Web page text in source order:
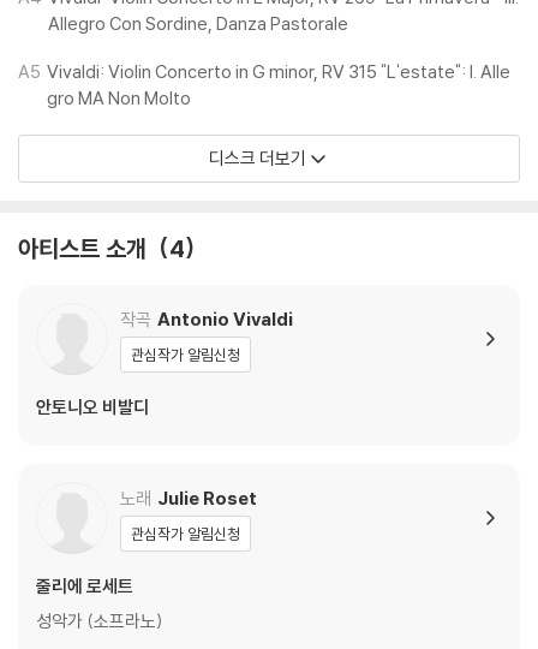
할 수 있으며 속지(이너 슬리브)는 디스크와의 접촉으로 인해 갈라질 수
있습니다.
외관상 불량 확인되는 상품을 개봉 시엔 반품/교환 처리 불가합니다.
닐은 품질보증대상이 아닙니다.
3) 일본 제작 LP는 대부분 겉비닐이 밀봉되어 있지 않습니다.
※ 재생 불량
모델) 다이내믹 사운드의 편차가 큰 트랙을 재생할 때 이상 현상이 발생할
기기 문제로 인해 발생하는 재생 불량 현상에 대해서는 반품/교환이 불가
하니 침압 조절이 가능한 기기에서 재생하실 것을 권유 드립니다.
3) 바늘에 먼지가 쌓이는 경우에도 재생이 원활하지 않을 수 있습니다.
※ 디스크 외관 불량
1) 열을 가하여 제작하는 바이닐 공정 특성상 디스크 표면이 미세하게 울
렁거리거나 휘어지는 경우가 있습니다.
재생이 불안정한 경우 스태빌라이저를 사용하시면 좀 더 안정적인 재생이
Allegro Con Sordine, Danza Pastorale
A5 Vivaldi: Violin Concerto in G minor, RV 315 "L'estate": I. Alle
gro MA Non Molto
디스크 더보기
아티스트 소개 4
작곡 Antonio Vivaldi
관심작가 알림신청
안토니오 비발디
노래 Julie Roset
관심작가 알림신청
줄리에 로세트
성악가 (소프라노)